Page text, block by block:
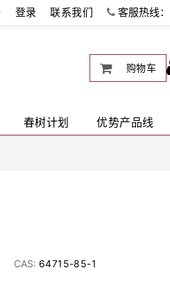
登录 联系我们 客服热线：
购物车
春树计划 优势产品线
CAS: 64715-85-1